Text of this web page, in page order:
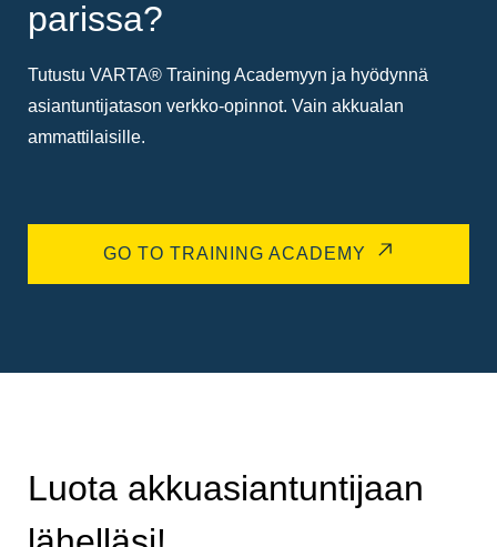
parissa?
Tutustu VARTA® Training Academyyn ja hyödynnä
asiantuntijatason verkko-opinnot. Vain akkualan
ammattilaisille.
GO TO TRAINING ACADEMY
Luota akkuasiantuntijaan